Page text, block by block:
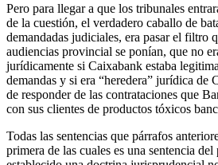
Pero para llegar a que los tribunales
de la cuestión, el verdadero caballo de
demandadas judiciales, era pasar el filtro
audiencias provincial se ponían, que no
jurídicamente si Caixabank estaba
demandas y si era “heredera” jurídica de
de responder de las contrataciones que
con sus clientes de productos tóxicos
Todas las sentencias que párrafos
primera de las cuales es una sentencia del